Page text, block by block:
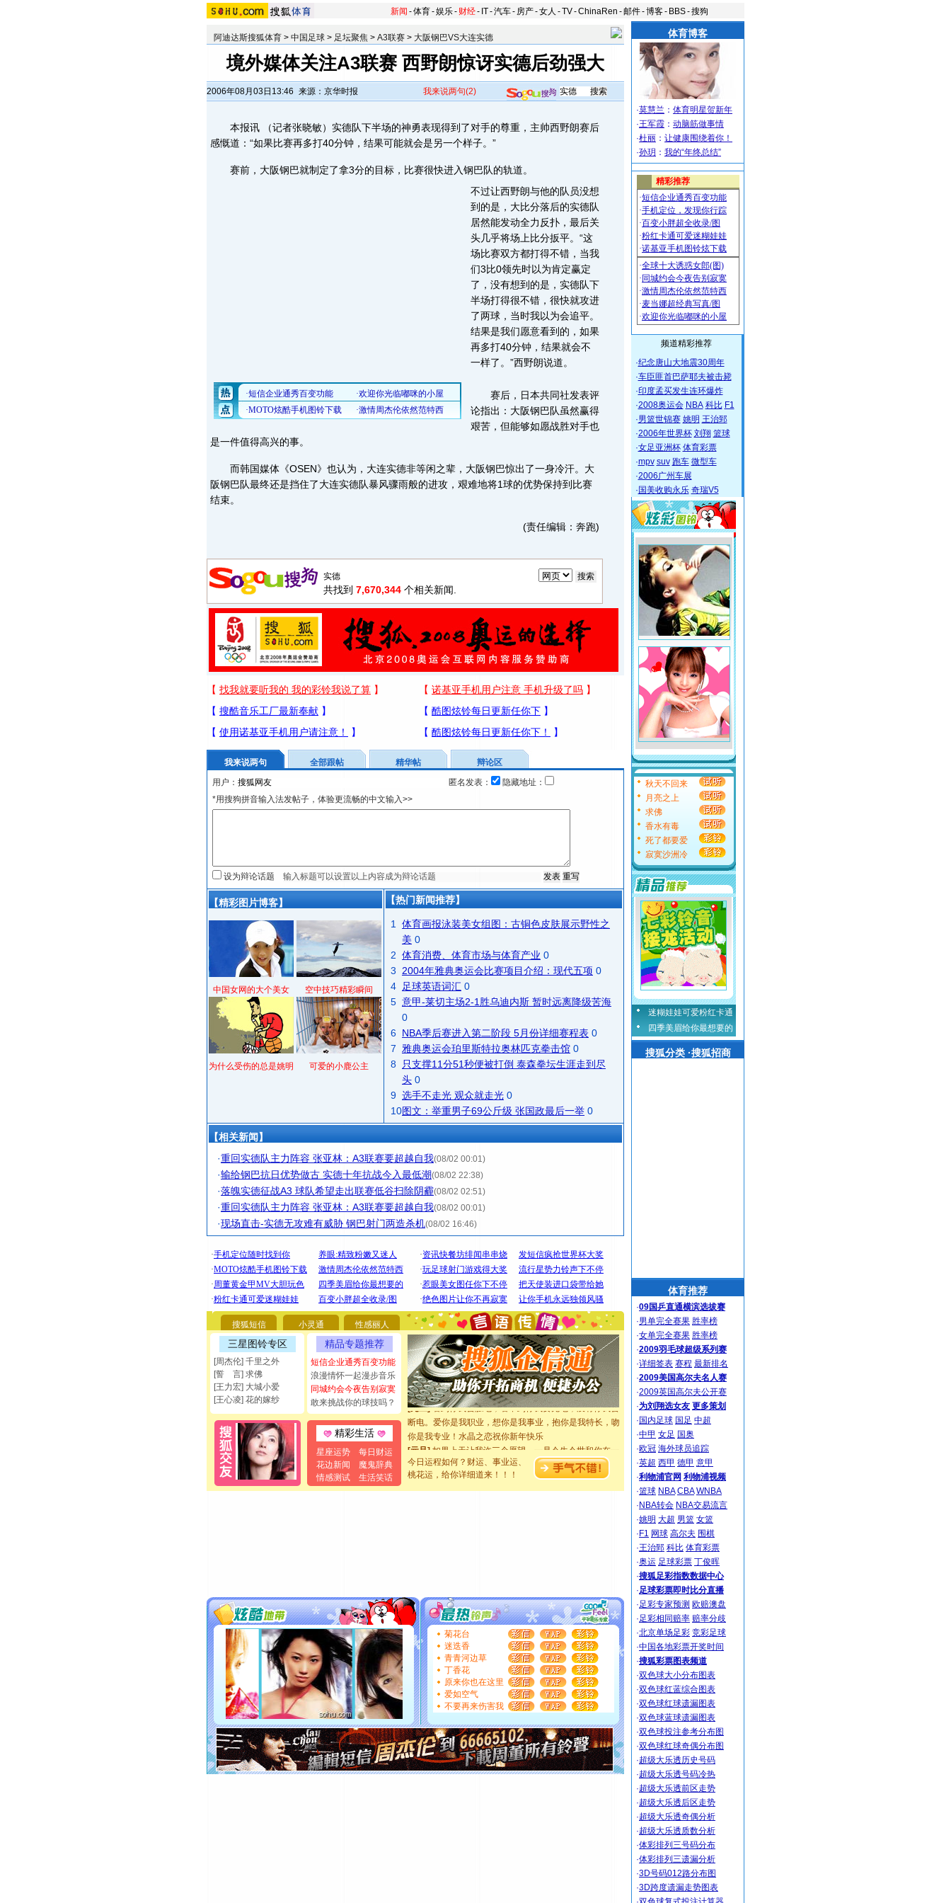
新闻 -体育-娱乐- 财经- IT-汽车- 房产-女人 -TV-ChinaRen -邮件-博客- BBS-搜狗
阿迪达斯搜狐体育 > 中国足球 > 足坛聚焦 > A3联赛 > 大阪钢巴VS大连实德
境外媒体关注A3联赛 西野朗惊讶实德后劲强大
2006年08月03日13:46 来源：京华时报 我来说两句(2)
本报讯 （记者张晓敏）实德队下半场的神勇表现得到了对手的尊重，主帅西野朗赛后
感慨道：“如果比赛再多打40分钟，结果可能就会是另一个样子。”
赛前，大阪钢巴就制定了拿3分的目标，比赛很快进入钢巴队的轨道。
不过让西野朗与他的队员没想
到的是，大比分落后的实德队
居然能发动全力反扑，最后关
头几乎将场上比分扳平。“这
场比赛双方都打得不错，当我
们3比0领先时以为肯定赢定
了，没有想到的是，实德队下
半场打得很不错，很快就攻进
了两球，当时我以为会追平。
结果是我们愿意看到的，如果
再多打40分钟，结果就会不
一样了。”西野朗说道。
赛后，日本共同社发表评
论指出：大阪钢巴队虽然赢得
艰苦，但能够如愿战胜对手也
是一件值得高兴的事。
而韩国媒体《OSEN》也认为，大连实德非等闲之辈，大阪钢巴惊出了一身冷汗。大
阪钢巴队最终还是挡住了大连实德队暴风骤雨般的进攻，艰难地将1球的优势保持到比赛
结束。
(责任编辑：奔跑)
共找到 7,670,344 个相关新闻.
我来说两句 全部跟帖 精华帖
辩论区
用户：
匿名发表：
隐藏地址：
*用搜狗拼音输入法发帖子，体验更流畅的中文输入>>
设为辩论话题
【精彩图片博客】
中国女网的大个美女 空中技巧精彩瞬间
为什么受伤的总是姚明 可爱的小鹿公主
【热门新闻推荐】
1
体育画报泳装美女组图：古铜色皮肤展示野性之
美 0
2 体育消费、体育市场与体育产业 0
3
2004年雅典奥运会比赛项目介绍：现代五项 0
4
足球英语词汇 0
5 意甲-莱切主场2-1胜乌迪内斯 暂时远离降级苦海
0
6 NBA季后赛进入第二阶段 5月份详细赛程表 0
7
雅典奥运会珀里斯特拉奥林匹克拳击馆 0
8
只支撑11分51秒便被打倒 泰森拳坛生涯走到尽
头 0
9 选手不走光 观众就走光 0
10图文：举重男子69公斤级 张国政最后一举 0
【相关新闻】
·重回实德队主力阵容 张亚林：A3联赛要超越自我(08/02 00:01)
·输给钢巴抗日优势做古 实德十年抗战今入最低潮(08/02 22:38)
·落魄实德征战A3 球队希望走出联赛低谷扫除阴霾(08/02 02:51)
·重回实德队主力阵容 张亚林：A3联赛要超越自我(08/02 00:01)
·现场直击-实德无攻难有威胁 钢巴射门两造杀机(08/02 16:46)
搜狐短信 小灵通 性感丽人
三星图铃专区
[周杰伦] 千里之外
[誓 言] 求佛
[王力宏] 大城小爱
[王心凌] 花的嫁纱
精品专题推荐
短信企业通秀百变功能
浪漫情怀一起漫步音乐
同城约会今夜告别寂寞
敢来挑战你的球技吗？
精彩生活
星座运势
每日财运
花边新闻
魔鬼辞典
情感测试
生活笑话
[圣诞节]圣诞节到了，想想没什么送给你的，又不打算给
你太多，只有给你五千万：千万快乐！千万要健康！千万
要平安！千万要知足！千万不要忘记我！
[圣诞节]不只这样的日子才会想起你,而是这样的日子才
能正大光明地骚扰你,告诉你,圣诞要快乐!新年要快乐!天天
都要快乐噢!
[圣诞节]奉上一颗祝福的心,在这个特别的日子里,愿幸福,
如意,快乐,鲜花,一切美好的祝愿与你同在.圣诞快乐!
[元旦]看到你我会触电；看不到你我要充电；没有你我会
断电。爱你是我职业，想你是我事业，抱你是我特长，吻
你是我专业！水晶之恋祝你新年快乐
[元旦] 如果上天让我许三个愿望，一是今生今世和你在一
起；二是再生再世和你在一起；三是三生三世和你不再分
离。水晶之恋祝你新年快乐
送你一棵薰衣草，愿你新年快乐！
[圣诞节]圣诞节到了，想想没什么送给你的，又不打算给
你太多，只有给你五千万：千万快乐！千万要健康！千万
要平安！千万要知足！千万不要忘记我！
[圣诞节]不只这样的日子才会想起你,而是这样的日子才
能正大光明地骚扰你,告诉你,圣诞要快乐!新年要快乐!天天
都要快乐噢!
[圣诞节]奉上一颗祝福的心,在这个特别的日子里,愿幸福,
如意,快乐,鲜花,一切美好的祝愿与你同在.圣诞快乐!
[元旦]看到你我会触电；看不到你我要充电；没有你我会
断电。爱你是我职业，想你是我事业，抱你是我特长，吻
你是我专业！水晶之恋祝你新年快乐
[元旦]如果上天让我许三个愿望，一是今生今世和你在一
今日运程如何？财运、事业运、
桃花运，给你详细道来！！！
菊花台
迷迭香
青青河边草
丁香花
原来你也在这里
爱如空气
不要再来伤害我
体育博客
·莫慧兰 ： 体育明星贺新年
·王军霞 ： 动脑筋做事情
·杜丽 ： 让健康围绕着你！
·孙玥 ： 我的“年终总结”
频道精彩推荐
·纪念唐山大地震30周年
·车臣匪首巴萨耶夫被击毙
·印度孟买发生连环爆炸
·2008奥运会 NBA 科比 F1
·男篮世锦赛 姚明 王治郅
·2006年世界杯 刘翔 篮球
·女足亚洲杯 体育彩票
·mpv suv 跑车 微型车
·2006广州车展
· 国美收购永乐 奇瑞V5
秋天不回来
月亮之上
求佛
香水有毒
死了都要爱
寂寞沙洲冷
迷糊娃娃可爱粉红卡通
四季美眉给你最想要的
搜狐分类 ·搜狐招商
体育推荐
·09国乒直通横滨选拔赛
·男单完全赛果 胜率榜
·女单完全赛果 胜率榜
·2009羽毛球超级系列赛
·详细签表 赛程 最新排名
·2009美国高尔夫名人赛
·2009英国高尔夫公开赛
·为刘翔选女友 更多策划
· 国内足球 国足 中超
·中甲 女足 国奥
·欧冠 海外球员追踪
·英超 西甲 德甲 意甲
·利物浦官网 利物浦视频
·篮球 NBA CBA WNBA
· NBA转会 NBA交易流言
·姚明 大超 男篮 女篮
· F1 网球 高尔夫 围棋
·王治郅 科比 体育彩票
·奥运 足球彩票 丁俊晖
·搜狐足彩指数数据中心
·足球彩票即时比分直播
·足彩专家预测 欧赔澳盘
·足彩相同赔率 赔率分歧
·北京单场足彩 竞彩足球
·中国各地彩票开奖时间
·搜狐彩票图表频道
·双色球大小分布图表
·双色球红蓝综合图表
·双色球红球遗漏图表
·双色球蓝球遗漏图表
·双色球投注参考分布图
·双色球红球奇偶分布图
·超级大乐透历史号码
·超级大乐透号码冷热
·超级大乐透前区走势
·超级大乐透后区走势
·超级大乐透奇偶分析
·超级大乐透质数分析
·体彩排列三号码分布
·体彩排列三遗漏分析
·3D号码012路分布图
·3D跨度遗漏走势图表